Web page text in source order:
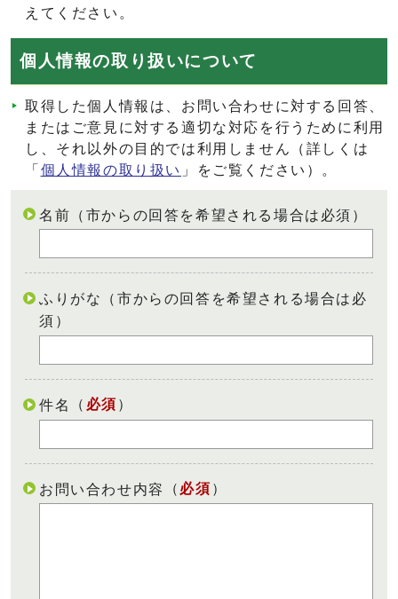
えてください。
個人情報の取り扱いについて
取得した個人情報は、お問い合わせに対する回答、
またはご意見に対する適切な対応を行うために利用
し、それ以外の目的では利用しません（詳しくは
「 個人情報の取り扱い 」をご覧ください）。
名前（市からの回答を希望される場合は必須）
ふりがな（市からの回答を希望される場合は必
須）
件名 （ 必須 ）
お問い合わせ内容 （ 必須 ）